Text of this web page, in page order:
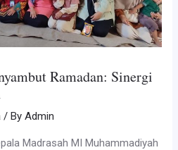
Ramadan: Sinergi
/ ByAdmin
Madrasah MI Muhammadiyah